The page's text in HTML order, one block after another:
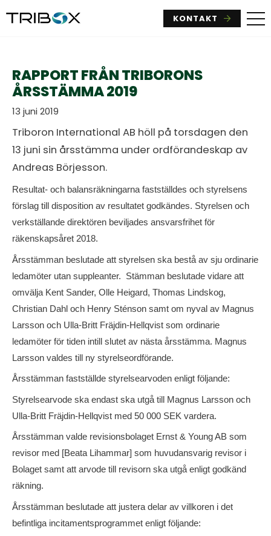
KONTAKT
RAPPORT FRÅN TRIBORONS
ÅRSSTÄMMA 2019
13 juni 2019
Triboron International AB höll på torsdagen den
13 juni sin årsstämma under ordförandeskap av
Andreas Börjesson.
Resultat- och balansräkningarna fastställdes och styrelsens
förslag till disposition av resultatet godkändes. Styrelsen och
verkställande direktören beviljades ansvarsfrihet för
räkenskapsåret 2018.
Årsstämman beslutade att styrelsen ska bestå av sju ordinarie
ledamöter utan suppleanter. Stämman beslutade vidare att
omvälja Kent Sander, Olle Heigard, Thomas Lindskog,
Christian Dahl och Henry Sténson samt om nyval av Magnus
Larsson och Ulla-Britt Fräjdin-Hellqvist som ordinarie
ledamöter för tiden intill slutet av nästa årsstämma. Magnus
Larsson valdes till ny styrelseordförande.
Årsstämman fastställde styrelsearvoden enligt följande:
Styrelsearvode ska endast ska utgå till Magnus Larsson och
Ulla-Britt Fräjdin-Hellqvist med 50 000 SEK vardera.
Årsstämman valde revisionsbolaget Ernst & Young AB som
revisor med [Beata Lihammar] som huvudansvarig revisor i
Bolaget samt att arvode till revisorn ska utgå enligt godkänd
räkning.
Årsstämman beslutade att justera delar av villkoren i det
befintliga incitamentsprogrammet enligt följande: